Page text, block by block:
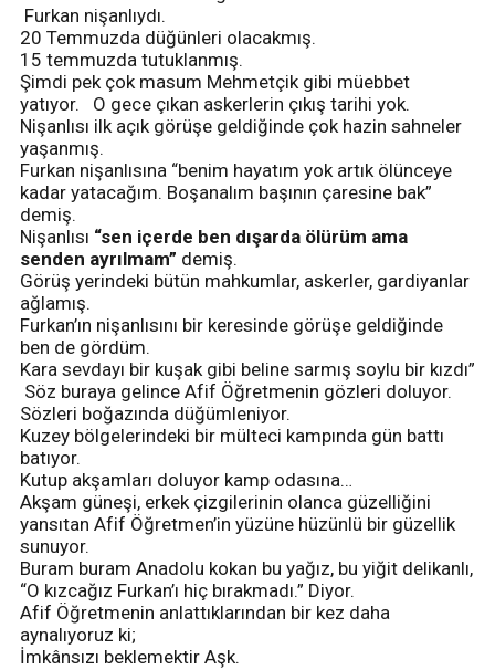
Furkan nişanlıydı.
20 Temmuzda düğünleri olacakmış.
15 temmuzda tutuklanmış.
Şimdi pek çok masum Mehmetçik gibi müebbet
yatıyor. O gece çıkan askerlerin çıkış tarihi yok.
Nişanlısı ilk açık görüşe geldiğinde çok hazin sahneler
yaşanmış.
Furkan nişanlısına “benim hayatım yok artık ölünceye
kadar yatacağım. Boşanalım başının çaresine bak”
demiş.
Nişanlısı “sen içerde ben dışarda ölürüm ama
senden ayrılmam” demiş.
Görüş yerindeki bütün mahkumlar, askerler, gardiyanlar
ağlamış.
Furkan’ın nişanlısını bir keresinde görüşe geldiğinde
ben de gördüm.
Kara sevdayı bir kuşak gibi beline sarmış soylu bir kızdı”
Söz buraya gelince Afif Öğretmenin gözleri doluyor.
Sözleri boğazında düğümleniyor.
Kuzey bölgelerindeki bir mülteci kampında gün battı
batıyor.
Kutup akşamları doluyor kamp odasına…
Akşam güneşi, erkek çizgilerinin olanca güzelliğini
yansıtan Afif Öğretmen’in yüzüne hüzünlü bir güzellik
sunuyor.
Buram buram Anadolu kokan bu yağız, bu yiğit delikanlı,
“O kızcağız Furkan’ı hiç bırakmadı.” Diyor.
Afif Öğretmenin anlattıklarından bir kez daha
aynalıyoruz ki;
İmkânsızı beklemektir Aşk.